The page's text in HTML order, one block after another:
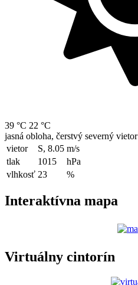
39 °C 22 °C
jasná obloha, čerstvý severný vietor
vietor
S, 8.05 m/s
tlak
1015
hPa
vlhkosť 23 %
Interaktívna mapa
Virtuálny cintorín